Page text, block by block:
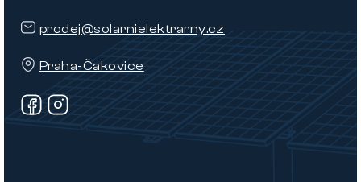
prodej@solarnielektrarny.cz
Praha-Čakovice